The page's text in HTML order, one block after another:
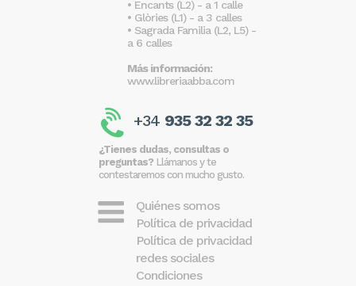
• Encants (L2) - a 1 calle
• Glòries (L1) - a 3 calles
• Sagrada Familia (L2, L5) -
a 6 calles
Más información:
www.libreriaabba.com
+34 935 32 32 35
¿Tienes dudas, consultas o
preguntas? Llámanos y te
contestaremos con mucho gusto.
Quiénes somos
Política de privacidad
Política de privacidad
redes sociales
Condiciones